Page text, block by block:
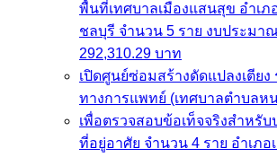
พื้นที่เทศบาลเมืองแสนสุข อำเภ
ชลบุรี จำนวน 5 ราย งบประมา
292,310.29 บาท
เปิดศูนย์ซ่อมสร้างดัดแปลงเตีย
ทางการแพทย์ (เทศบาลตำบลห
เพื่อตรวจสอบข้อเท็จจริงสำหรั
ที่อยู่อาศัย จำนวน 4 ราย อำเภอ